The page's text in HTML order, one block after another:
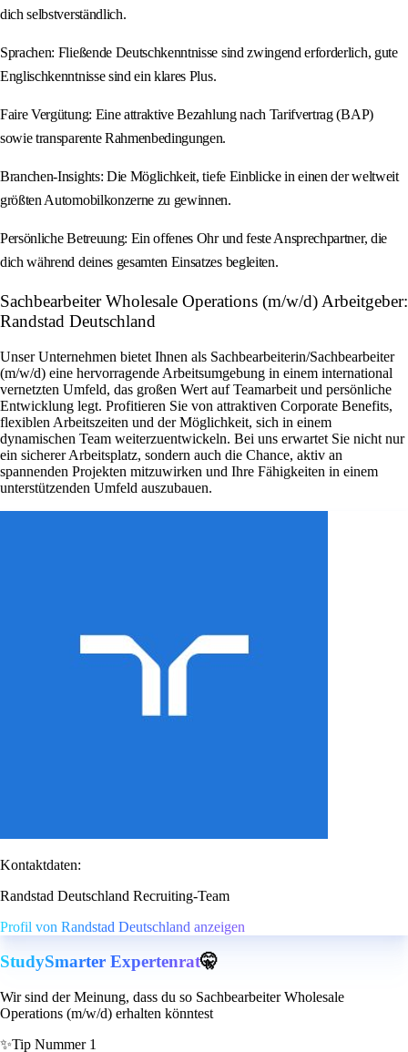
dich selbstverständlich.
Sprachen: Fließende Deutschkenntnisse sind zwingend erforderlich, gute
Englischkenntnisse sind ein klares Plus.
Faire Vergütung: Eine attraktive Bezahlung nach Tarifvertrag (BAP)
sowie transparente Rahmenbedingungen.
Branchen-Insights: Die Möglichkeit, tiefe Einblicke in einen der weltweit
größten Automobilkonzerne zu gewinnen.
Persönliche Betreuung: Ein offenes Ohr und feste Ansprechpartner, die
dich während deines gesamten Einsatzes begleiten.
Sachbearbeiter Wholesale Operations (m/w/d) Arbeitgeber:
Randstad Deutschland
Unser Unternehmen bietet Ihnen als Sachbearbeiterin/Sachbearbeiter
(m/w/d) eine hervorragende Arbeitsumgebung in einem international
vernetzten Umfeld, das großen Wert auf Teamarbeit und persönliche
Entwicklung legt. Profitieren Sie von attraktiven Corporate Benefits,
flexiblen Arbeitszeiten und der Möglichkeit, sich in einem
dynamischen Team weiterzuentwickeln. Bei uns erwartet Sie nicht nur
ein sicherer Arbeitsplatz, sondern auch die Chance, aktiv an
spannenden Projekten mitzuwirken und Ihre Fähigkeiten in einem
unterstützenden Umfeld auszubauen.
Kontaktdaten:
Randstad Deutschland Recruiting-Team
Profil von Randstad Deutschland anzeigen
StudySmarter Expertenrat🤫
Wir sind der Meinung, dass du so Sachbearbeiter Wholesale
Operations (m/w/d) erhalten könntest
✨Tip Nummer 1